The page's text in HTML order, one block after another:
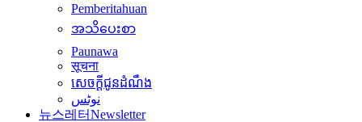
Pemberitahuan
အသိပေးစာ
Paunawa
सूचना
សេចក្តីជូនដំណឹង
نوٹس
뉴스레터Newsletter